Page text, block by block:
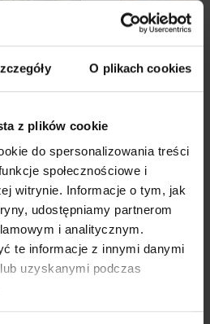
O plikach cookies
z plików cookie
do spersonalizowania treści
społecznościowe i
witrynie. Informacje o tym, jak
udostępniamy partnerom
i analitycznym.
te informacje z innymi danymi
uzyskanymi podczas
Czerwone
gumce z
269,00 zł